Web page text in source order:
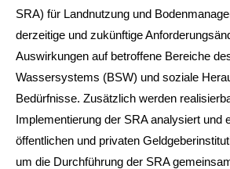
SRA) für Landnutzung und
derzeitige und zukünftige
Auswirkungen auf betroffene Bereiche
Wassersystems (BSW) und soziale
Bedürfnisse. Zusätzlich werden
Implementierung der SRA analysiert und
öffentlichen und privaten
um die Durchführung der SRA